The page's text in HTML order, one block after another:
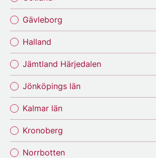
Gävleborg
Halland
Jämtland Härjedalen
Jönköpings län
Kalmar län
Kronoberg
Norrbotten